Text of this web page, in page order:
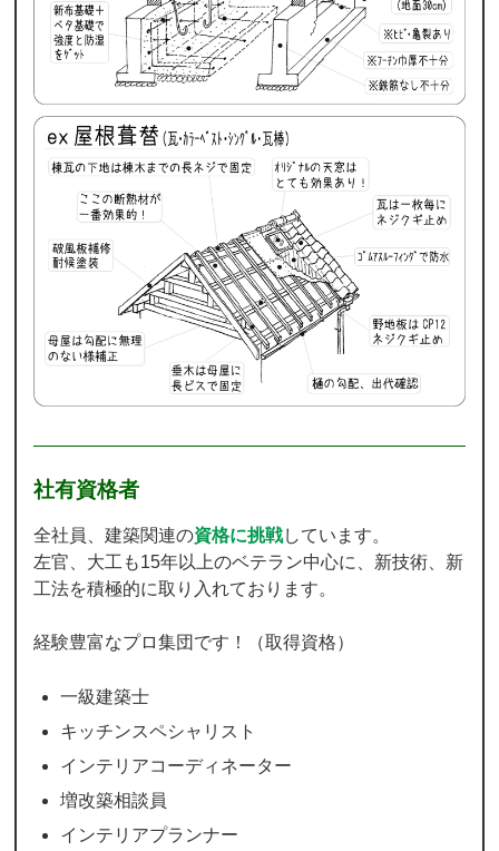
社有資格者
全社員、建築関連の資格に挑戦しています。
左官、大工も15年以上のベテラン中心に、新技術、新
工法を積極的に取り入れております。
経験豊富なプロ集団です！（取得資格）
一級建築士
キッチンスペシャリスト
インテリアコーディネーター
増改築相談員
インテリアプランナー